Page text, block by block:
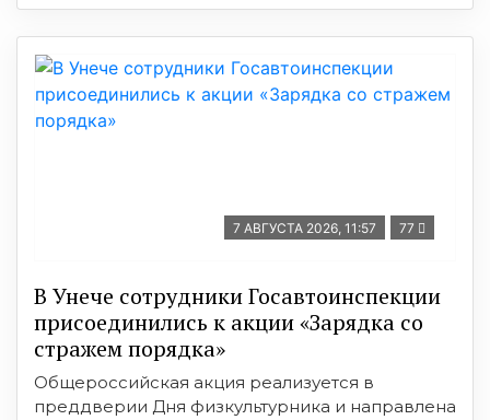
7 АВГУСТА 2026, 11:57 77
В Унече сотрудники Госавтоинспекции
присоединились к акции «Зарядка со
стражем порядка»
Общероссийская акция реализуется в
преддверии Дня физкультурника и направлена